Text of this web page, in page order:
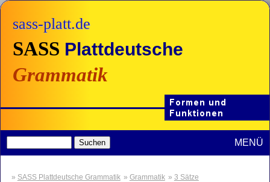
sass-platt.de
SASS Plattdeutsche
Grammatik
MENÜ
SASS Plattdeutsche Grammatik Grammatik
3 Sätze